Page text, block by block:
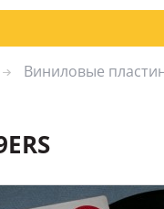
Виниловые